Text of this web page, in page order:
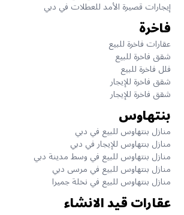
إيجارات قصيرة الأمد للعطلات في دبي
فاخرة
عقارات فاخرة للبيع
شقق فاخرة للبيع
فلل فاخرة للبيع
شقق فاخرة للإيجار
شقق فاخرة للإيجار
بنتهاوس
منازل بنتهاوس للبيع في دبي
منازل بنتهاوس للإيجار في دبي
منازل بنتهاوس للبيع في وسط مدينة دبي
منازل بنتهاوس للبيع في مرسى دبي
منازل بنتهاوس للبيع في نخلة جميرا
عقارات قيد الانشاء